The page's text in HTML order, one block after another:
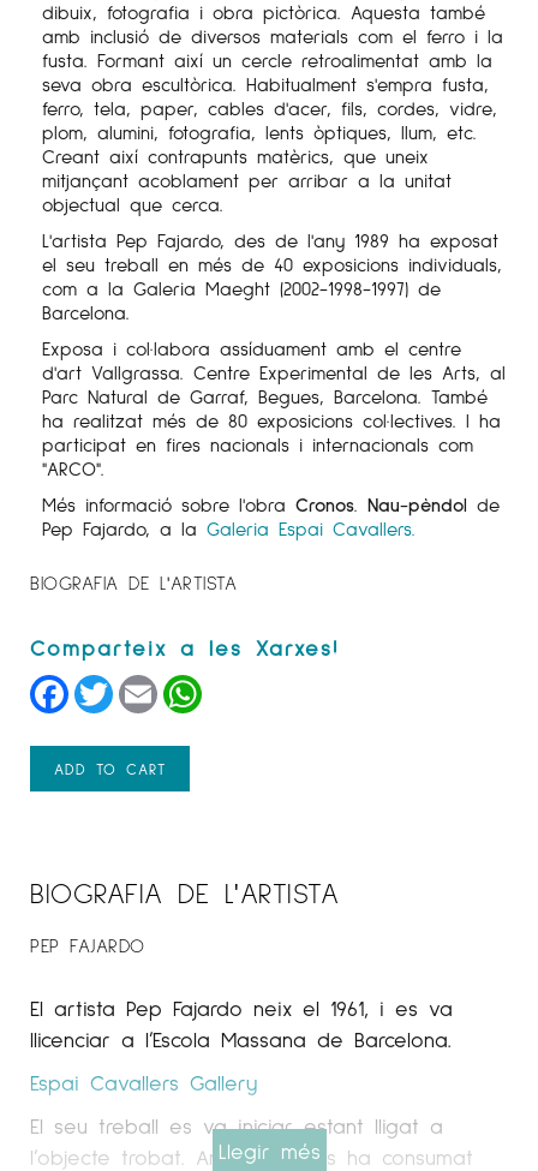
dibuix, fotografia i obra pictòrica. Aquesta també
amb inclusió de diversos materials com el ferro i la
fusta. Formant així un cercle retroalimentat amb la
seva obra escultòrica. Habitualment s'empra fusta,
ferro, tela, paper, cables d'acer, fils, cordes, vidre,
plom, alumini, fotografia, lents òptiques, llum, etc.
Creant així contrapunts matèrics, que uneix
mitjançant acoblament per arribar a la unitat
objectual que cerca.
L'artista Pep Fajardo, des de l'any 1989 ha exposat
el seu treball en més de 40 exposicions individuals,
com a la Galeria Maeght (2002-1998-1997) de
Barcelona.
Exposa i col·labora assíduament amb el centre
d'art Vallgrassa. Centre Experimental de les Arts, al
Parc Natural de Garraf, Begues, Barcelona. També
ha realitzat més de 80 exposicions col·lectives. I ha
participat en fires nacionals i internacionals com
"ARCO".
Més informació sobre l'obra Cronos. Nau-pèndol de
Pep Fajardo, a la Galeria Espai Cavallers.
BIOGRAFIA DE L'ARTISTA
Facebook
TwitterEmail
ADD TO CART
BIOGRAFIA DE L'ARTISTA
PEP FAJARDO
El artista Pep Fajardo neix el 1961, i es va
llicenciar a l’Escola Massana de Barcelona.
Espai Cavallers Gallery
El seu treball es va iniciar estant lligat a
l’objecte trobat. Amb el temps ha consumat
Llegir més